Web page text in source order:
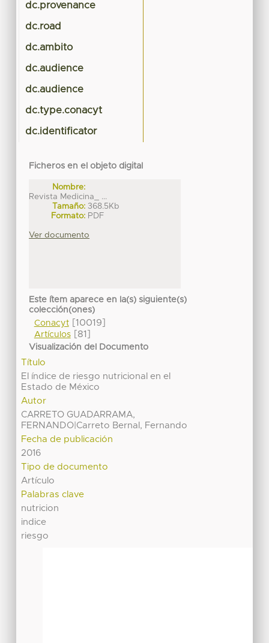
dc.provenance
dc.road
dc.ambito
dc.audience
dc.audience
dc.type.conacyt
dc.identificator
Ficheros en el objeto digital
Nombre:
Revista Medicina_ ...
Tamaño: 368.5Kb
Formato: PDF
Ver documento
Este ítem aparece en la(s) siguiente(s)
colección(ones)
Conacyt[10019]
Artículos[81]
Visualización del Documento
Título
El índice de riesgo nutricional en el
Estado de México
Autor
CARRETO GUADARRAMA,
FERNANDO|Carreto Bernal, Fernando
Fecha de publicación
2016
Tipo de documento
Artículo
Palabras clave
nutricion
indice
riesgo